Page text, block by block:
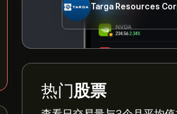
Targa Resources
热门股票